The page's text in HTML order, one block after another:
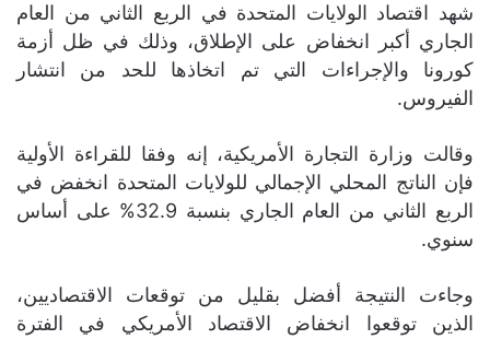
شهد اقتصاد الولايات المتحدة في الربع الثاني من العام
الجاري أكبر انخفاض على الإطلاق، وذلك في ظل أزمة
كورونا والإجراءات التي تم اتخاذها للحد من انتشار
الفيروس.
وقالت وزارة التجارة الأمريكية، إنه وفقا للقراءة الأولية
فإن الناتج المحلي الإجمالي للولايات المتحدة انخفض في
الربع الثاني من العام الجاري بنسبة 32.9% على أساس
سنوي.
وجاءت النتيجة أفضل بقليل من توقعات الاقتصاديين،
الذين توقعوا انخفاض الاقتصاد الأمريكي في الفترة